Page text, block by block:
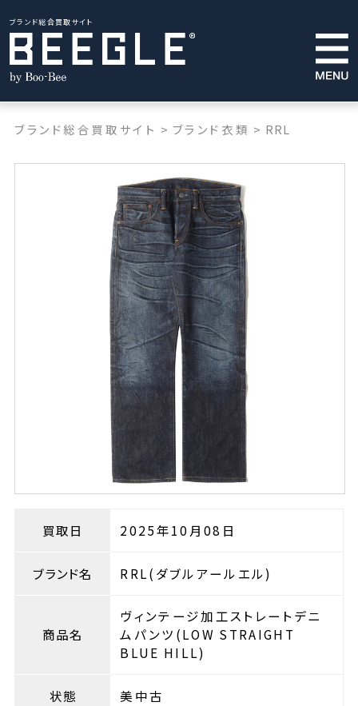
ブランド総合買取サイト
ブランド総合買取サイト > ブランド衣類 > RRL
買取日 2025年10月08日
ブランド名 RRL(ダブルアールエル)
商品名
ヴィンテージ加工ストレートデニ
ムパンツ(LOW STRAIGHT
BLUE HILL)
状態 美中古